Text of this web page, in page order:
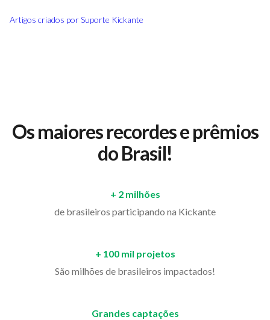
Artigos criados porSuporte Kickante
Os maiores recordes e prêmios
do Brasil!
+ 2 milhões
de brasileiros participando na Kickante
+ 100 mil projetos
São milhões de brasileiros impactados!
Grandes captações